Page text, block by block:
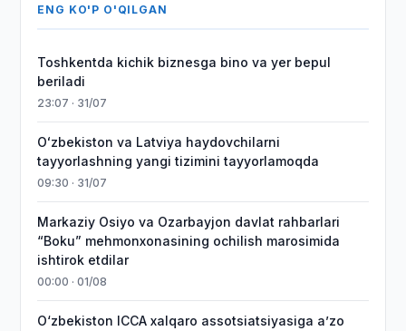
ENG KO'P O'QILGAN
Toshkentda kichik biznesga bino va yer bepul
beriladi
23:07 · 31/07
Oʻzbekiston va Latviya haydovchilarni
tayyorlashning yangi tizimini tayyorlamoqda
09:30 · 31/07
Markaziy Osiyo va Ozarbayjon davlat rahbarlari
“Boku” mehmonxonasining ochilish marosimida
ishtirok etdilar
00:00 · 01/08
O‘zbekiston ICCA xalqaro assotsiatsiyasiga aʼzo